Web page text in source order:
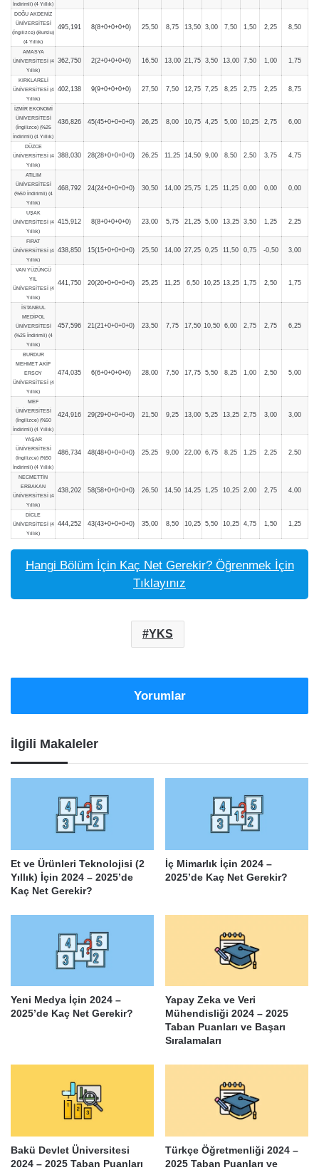
İndirimli) (4 Yıllık)
DOĞU AKDENİZ
ÜNİVERSİTESİ
(İngilizce) (Burslu)
(4 Yıllık)
495,191 8(8+0+0+0+0) 25,50 8,75 13,50 3,00 7,50 1,50 2,25 8,50
AMASYA
ÜNİVERSİTESİ (4
Yıllık)
362,750 2(2+0+0+0+0) 16,50 13,00 21,75 3,50 13,00 7,50 1,00 1,75
KIRKLARELİ
ÜNİVERSİTESİ (4
Yıllık)
402,138 9(9+0+0+0+0) 27,50 7,50 12,75 7,25 8,25 2,75 2,25 8,75
İZMİR EKONOMİ
ÜNİVERSİTESİ
(İngilizce) (%25
İndirimli) (4 Yıllık)
436,826 45(45+0+0+0+0) 26,25 8,00 10,75 4,25 5,00 10,25 2,75 6,00
DÜZCE
ÜNİVERSİTESİ (4
Yıllık)
388,030 28(28+0+0+0+0) 26,25 11,25 14,50 9,00 8,50 2,50 3,75 4,75
ATILIM
ÜNİVERSİTESİ
(%50 İndirimli) (4
Yıllık)
468,792 24(24+0+0+0+0) 30,50 14,00 25,75 1,25 11,25 0,00 0,00 0,00
UŞAK
ÜNİVERSİTESİ (4
Yıllık)
415,912 8(8+0+0+0+0) 23,00 5,75 21,25 5,00 13,25 3,50 1,25 2,25
FIRAT
ÜNİVERSİTESİ (4
Yıllık)
438,850 15(15+0+0+0+0) 25,50 14,00 27,25 0,25 11,50 0,75 -0,50 3,00
VAN YÜZÜNCÜ
YIL
ÜNİVERSİTESİ (4
Yıllık)
441,750 20(20+0+0+0+0) 25,25 11,25 6,50 10,25 13,25 1,75 2,50 1,75
İSTANBUL
MEDİPOL
ÜNİVERSİTESİ
(%25 İndirimli) (4
Yıllık)
457,596 21(21+0+0+0+0) 23,50 7,75 17,50 10,50 6,00 2,75 2,75 6,25
BURDUR
MEHMET AKİF
ERSOY
ÜNİVERSİTESİ (4
Yıllık)
474,035 6(6+0+0+0+0) 28,00 7,50 17,75 5,50 8,25 1,00 2,50 5,00
MEF
ÜNİVERSİTESİ
(İngilizce) (%50
İndirimli) (4 Yıllık)
424,916 29(29+0+0+0+0) 21,50 9,25 13,00 5,25 13,25 2,75 3,00 3,00
YAŞAR
ÜNİVERSİTESİ
(İngilizce) (%50
İndirimli) (4 Yıllık)
486,734 48(48+0+0+0+0) 25,25 9,00 22,00 6,75 8,25 1,25 2,25 2,50
NECMETTİN
ERBAKAN
ÜNİVERSİTESİ (4
Yıllık)
438,202 58(58+0+0+0+0) 26,50 14,50 14,25 1,25 10,25 2,00 2,75 4,00
DİCLE
ÜNİVERSİTESİ (4
Yıllık)
444,252 43(43+0+0+0+0) 35,00 8,50 10,25 5,50 10,25 4,75 1,50 1,25
Hangi Bölüm İçin Kaç Net Gerekir? Öğrenmek İçin
Tıklayınız
YKS
Yorumlar
İlgili Makaleler
Et ve Ürünleri Teknolojisi (2
Yıllık) İçin 2024 – 2025’de
Kaç Net Gerekir?
İç Mimarlık İçin 2024 –
2025’de Kaç Net Gerekir?
Yeni Medya İçin 2024 –
2025’de Kaç Net Gerekir?
Yapay Zeka ve Veri
Mühendisliği 2024 – 2025
Taban Puanları ve Başarı
Sıralamaları
Bakü Devlet Üniversitesi
2024 – 2025 Taban Puanları
Türkçe Öğretmenliği 2024 –
2025 Taban Puanları ve